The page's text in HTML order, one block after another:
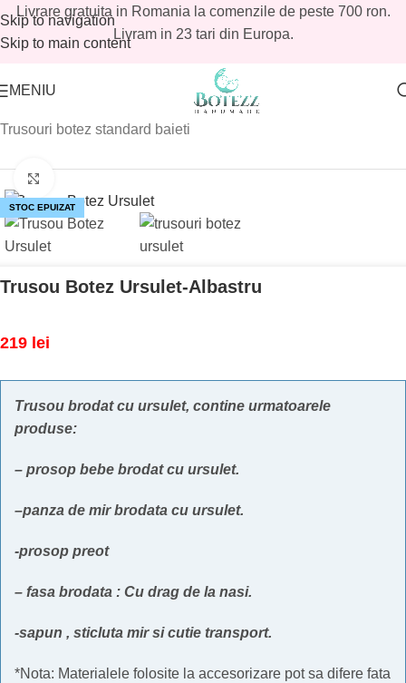
Skip to navigation
Skip to main content
Livrare gratuita in Romania la comenzile de peste 700 ron.
Livram in 23 tari din Europa.
MENIU
Trusouri botez baieti
Trusouri botez standard baieti
STOC EPUIZAT
Trusou Botez Ursulet-Albastru
219 lei
Trusou brodat cu ursulet, contine urmatoarele
produse:
– prosop bebe brodat cu ursulet.
–panza de mir brodata cu ursulet.
-prosop preot
– fasa brodata : Cu drag de la nasi.
-sapun , sticluta mir si cutie transport.
*Nota: Materialele folosite la accesorizare pot sa difere fata